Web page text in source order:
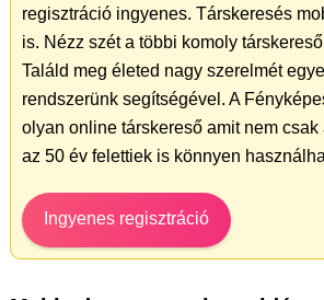
regisztráció ingyenes. Társkeresés
is. Nézz szét a többi komoly
Találd meg életed nagy szerelmét
rendszerünk segítségével. A
olyan online társkereső amit nem
az 50 év felettiek is könnyen
Ingyenes regisztráció